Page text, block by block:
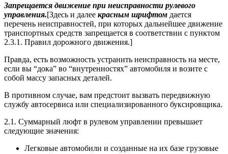
Запрещается движение при неисправности рулевого
управления.[Здесь и далее красным шрифтом дается
перечень неисправностей, при которых дальнейшее движение
транспортных средств запрещается в соответствии с пунктом
2.3.1. Правил дорожного движения.]
Правда, есть возможность устранить неисправность на месте,
если вы “дока” во “внутренностях” автомобиля и возите с
собой массу запасных деталей.
В противном случае, вам предстоит вызвать передвижную
службу автосервиса или специализированного буксировщика.
2.1. Суммарный люфт в рулевом управлении превышает
следующие значения:
Легковые автомобили и созданные на их базе грузовые